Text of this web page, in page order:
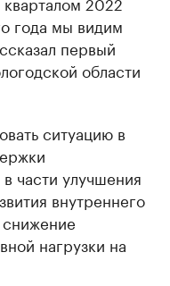
года мы видим
первый
области
ситуацию в
части улучшения
внутреннего
нагрузки на